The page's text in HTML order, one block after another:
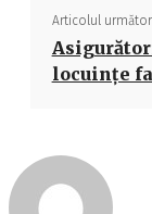
Articolul următor
locuinţe